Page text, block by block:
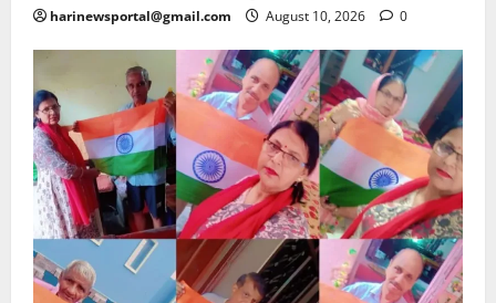
harinewsportal@gmail.com August 10, 2026 0